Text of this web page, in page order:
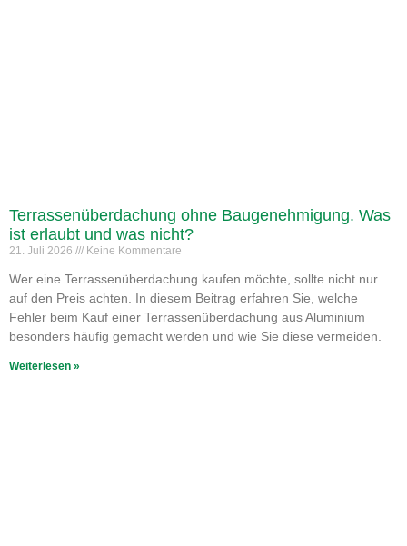
Terrassenüberdachung ohne Baugenehmigung. Was
ist erlaubt und was nicht?
21. Juli 2026 Keine Kommentare
Wer eine Terrassenüberdachung kaufen möchte, sollte nicht nur
auf den Preis achten. In diesem Beitrag erfahren Sie, welche
Fehler beim Kauf einer Terrassenüberdachung aus Aluminium
besonders häufig gemacht werden und wie Sie diese vermeiden.
Weiterlesen »